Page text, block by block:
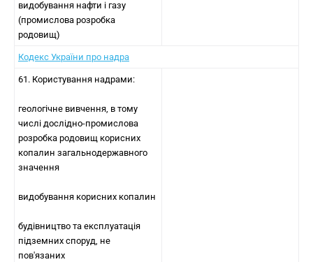
видобування нафти і газу
(промислова розробка
родовищ)
Кодекс України про надра
61. Користування надрами:
геологічне вивчення, в тому
числі дослідно-промислова
розробка родовищ корисних
копалин загальнодержавного
значення
видобування корисних копалин
будівництво та експлуатація
підземних споруд, не
пов'язаних